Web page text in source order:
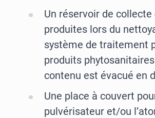
Un réservoir de collecte
produites lors du
système de traitement
produits
contenu est évacué en
Une place à couvert
pulvérisateur et/ou